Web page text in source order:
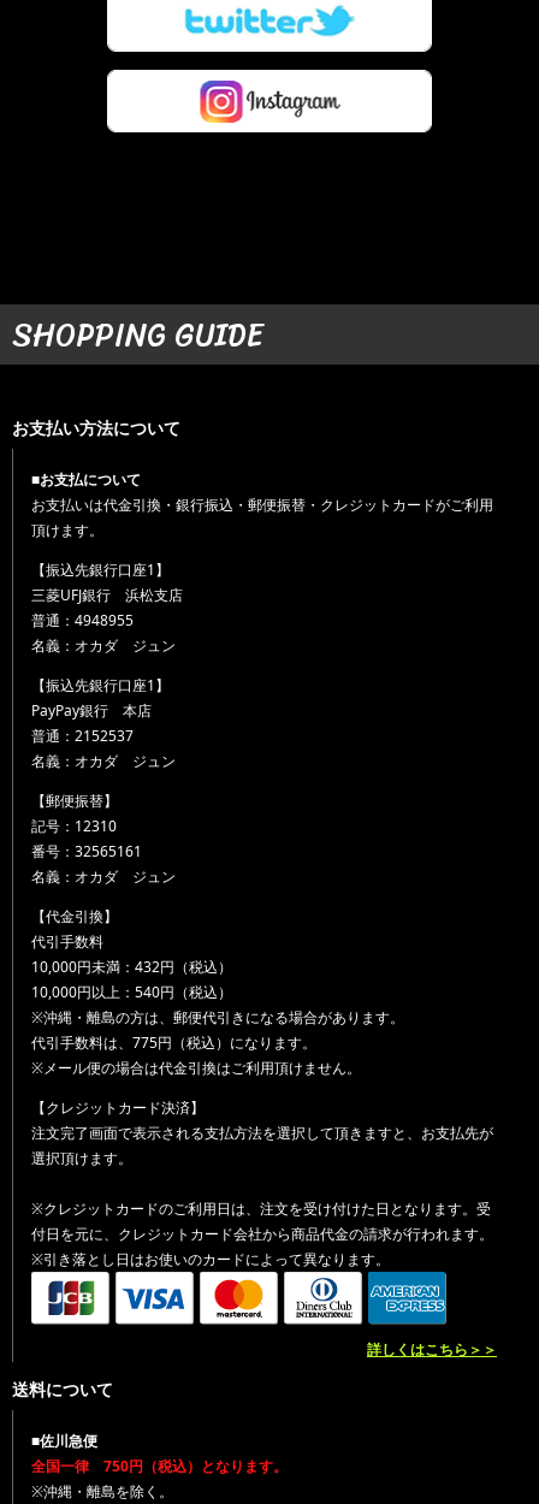
SHOPPING GUIDE
お支払い方法について
■お支払について
お支払いは代金引換・銀行振込・郵便振替・クレジットカードがご利用
頂けます。
【振込先銀行口座1】
三菱UFJ銀行 浜松支店
普通：4948955
名義：オカダ ジュン
【振込先銀行口座1】
PayPay銀行 本店
普通：2152537
名義：オカダ ジュン
【郵便振替】
記号：12310
番号：32565161
名義：オカダ ジュン
【代金引換】
代引手数料
10,000円未満：432円（税込）
10,000円以上：540円（税込）
※沖縄・離島の方は、郵便代引きになる場合があります。
代引手数料は、775円（税込）になります。
※メール便の場合は代金引換はご利用頂けません。
【クレジットカード決済】
注文完了画面で表示される支払方法を選択して頂きますと、お支払先が
選択頂けます。
※クレジットカードのご利用日は、注文を受け付けた日となります。受
付日を元に、クレジットカード会社から商品代金の請求が行われます。
※引き落とし日はお使いのカードによって異なります。
詳しくはこちら＞＞
送料について
■佐川急便
全国一律 750円（税込）となります。
※沖縄・離島を除く。